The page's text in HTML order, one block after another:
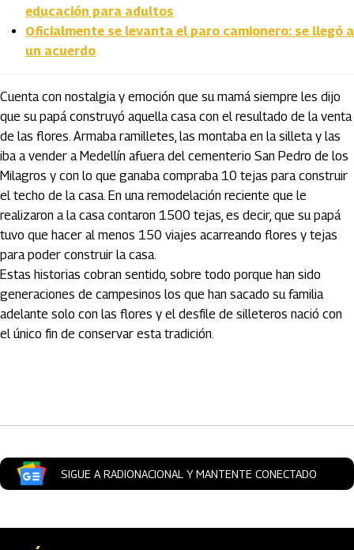
educación para adultos
Oficialmente se levanta el paro camionero: se llegó a
un acuerdo
Cuenta con nostalgia y emoción que su mamá siempre les dijo
que su papá construyó aquella casa con el resultado de la venta
de las flores. Armaba ramilletes, las montaba en la silleta y las
iba a vender a Medellín afuera del cementerio San Pedro de los
Milagros y con lo que ganaba compraba 10 tejas para construir
el techo de la casa. En una remodelación reciente que le
realizaron a la casa contaron 1500 tejas, es decir, que su papá
tuvo que hacer al menos 150 viajes acarreando flores y tejas
para poder construir la casa.
Estas historias cobran sentido, sobre todo porque han sido
generaciones de campesinos los que han sacado su familia
adelante solo con las flores y el desfile de silleteros nació con
el único fin de conservar esta tradición.
SIGUE A RADIONACIONAL Y MANTENTE CONECTADO